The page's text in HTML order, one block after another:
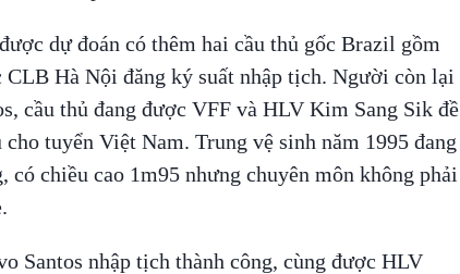
dự đoán có thêm hai cầu thủ gốc Brazil gồm
Hà Nội đăng ký suất nhập tịch. Người còn lại
cầu thủ đang được VFF và HLV Kim Sang Sik đề
tuyển Việt Nam. Trung vệ sinh năm 1995 đang
có chiều cao 1m95 nhưng chuyên môn không phải
Santos nhập tịch thành công, cùng được HLV